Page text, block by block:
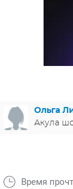
ГЕРМАНИЯ
СПОЙЛЕРЫ ИЗ
Ольга
Акула
Время